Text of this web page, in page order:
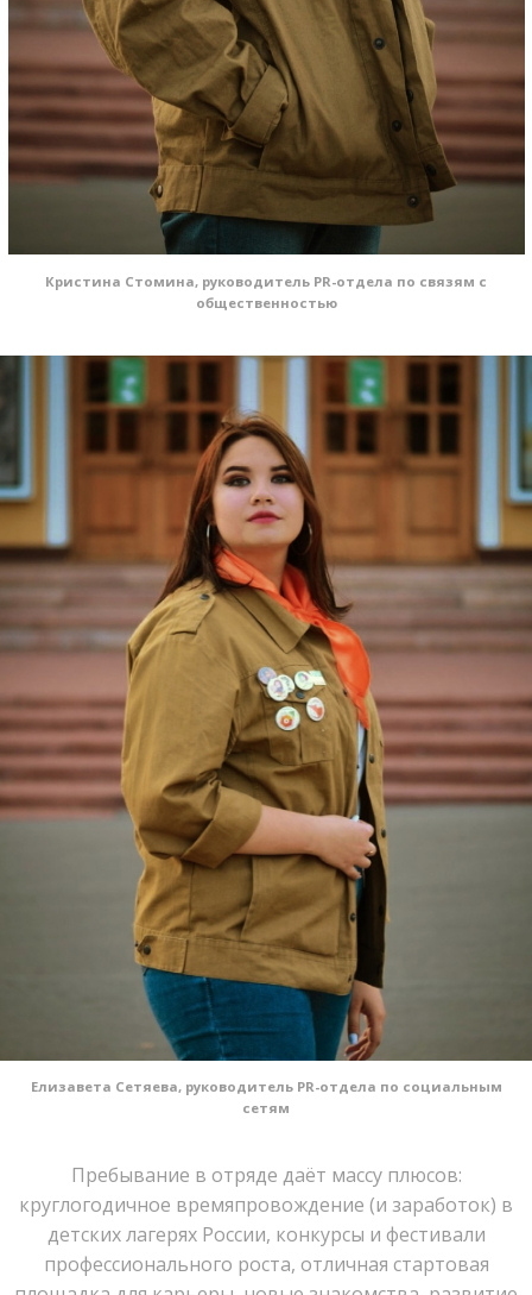
Кристина Стомина, руководитель PR-отдела по связям с
общественностью
Елизавета Сетяева, руководитель PR-отдела по социальным
сетям
Пребывание в отряде даёт массу плюсов:
круглогодичное времяпровождение (и заработок) в
детских лагерях России, конкурсы и фестивали
профессионального роста, отличная стартовая